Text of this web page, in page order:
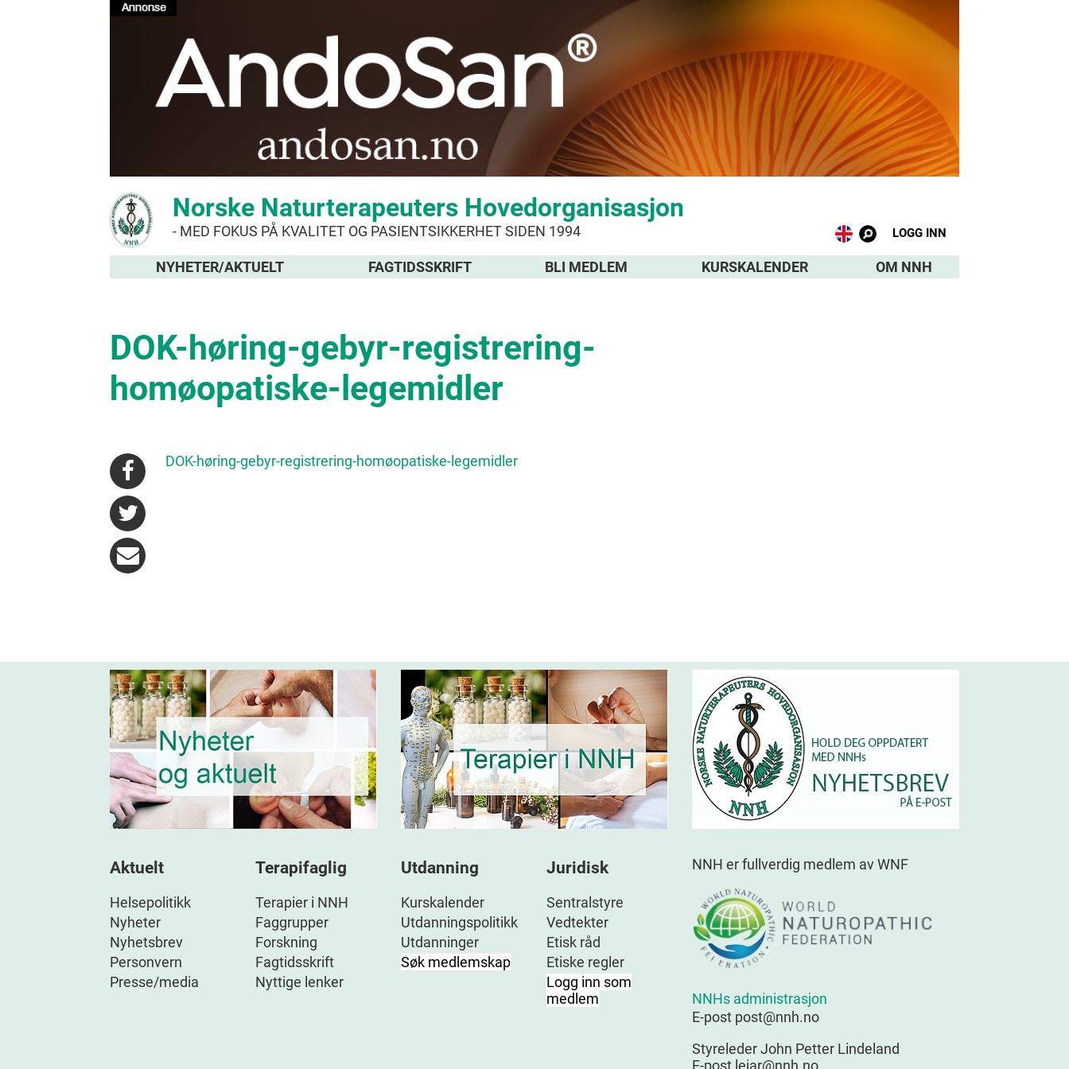
Norske Naturterapeuters Hovedorganisasjon
- MED FOKUS PÅ KVALITET OG PASIENTSIKKERHET SIDEN 1994 LOGG INN
NYHETER/AKTUELT FAGTIDSSKRIFT BLI MEDLEM KURSKALENDER OM NNH
DOK-høring-gebyr-registrering-
homøopatiske-legemidler
DOK-høring-gebyr-registrering-homøopatiske-legemidler
Aktuelt
Helsepolitikk
Nyheter
Nyhetsbrev
Personvern
Presse/media
Terapifaglig
Terapier i NNH
Faggrupper
Forskning
Fagtidsskrift
Nyttige lenker
Utdanning
Kurskalender
Utdanningspolitikk
Utdanninger
Søk medlemskap
Juridisk
Sentralstyre
Vedtekter
Etisk råd
Etiske regler
Logg inn som
medlem
NNH er fullverdig medlem av WNF
NNHs administrasjon
E-post post@nnh.no
Styreleder John Petter Lindeland
E-post leiar@nnh.no